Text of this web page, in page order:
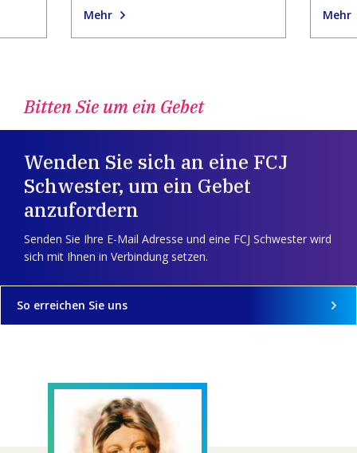
Mehr Mehr
Bitten Sie um ein Gebet
Wenden Sie sich an eine FCJ
Schwester, um ein Gebet
anzufordern
Senden Sie Ihre E-Mail Adresse und eine FCJ Schwester wird
sich mit Ihnen in Verbindung setzen.
So erreichen Sie uns